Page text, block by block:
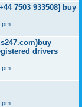
7503 933508] buy
pm
drivers
pm
pm